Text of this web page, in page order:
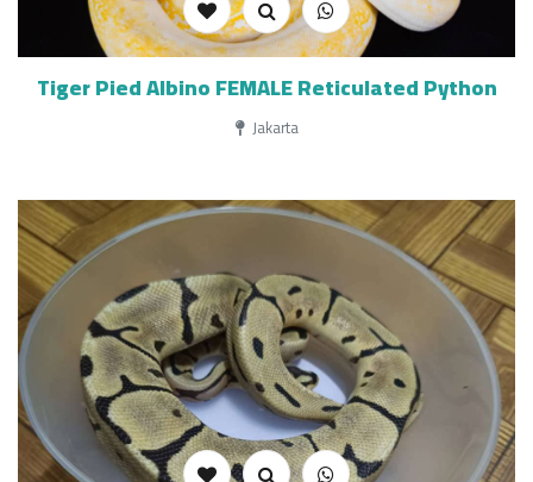
Tiger Pied Albino FEMALE Reticulated Python
Jakarta